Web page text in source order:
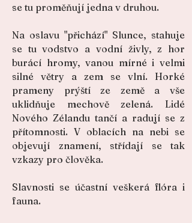
se tu proměňují jedna v druhou.
Na oslavu "přichází" Slunce, stahuje
se tu vodstvo a vodní živly, z hor
burácí hromy, vanou mírné i velmi
silné větry a zem se vlní. Horké
prameny prýští ze země a vše
uklidňuje mechově zelená. Lidé
Nového Zélandu tančí a radují se z
přítomnosti. V oblacích na nebi se
objevují znamení, střídají se tak
vzkazy pro člověka.
Slavnosti se účastní veškerá flóra i
fauna.